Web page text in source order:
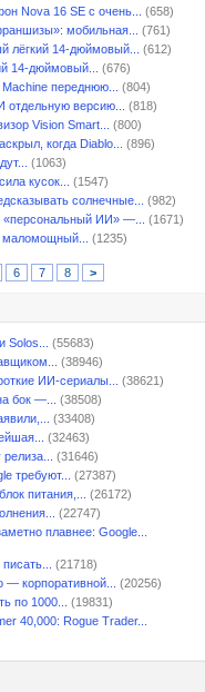
Nova 16 SE с очень...
(658)
мобильная...
(761)
лёгкий 14-дюймовый...
(612)
14-дюймовый...
(676)
переднюю...
(804)
отдельную версию...
(818)
Vision Smart...
(800)
когда Diablo...
(896)
(1063)
кусок...
(1547)
солнечные...
(982)
«персональный ИИ» —...
(1671)
маломощный...
(1235)
6 7 8 >
(55683)
(38946)
ИИ-сериалы...
(38621)
бок —...
(38508)
(33408)
(32463)
(31646)
требуют...
(27387)
питания,...
(26172)
(22747)
плавнее: Google...
(21718)
корпоративной...
(20256)
по 1000...
(19831)
40,000: Rogue Trader...